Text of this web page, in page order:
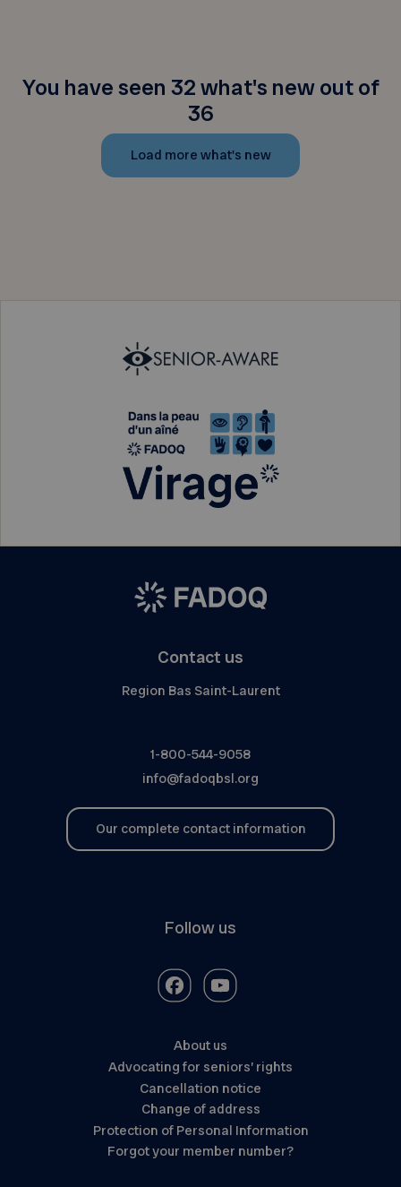
You have seen 32 what's new out of
36
Load more what's new
Contact us
Region Bas Saint-Laurent
1-800-544-9058
info@fadoqbsl.org
Our complete contact information
Follow us
About us
Advocating for seniors’ rights
Cancellation notice
Change of address
Protection of Personal Information
Forgot your member number?